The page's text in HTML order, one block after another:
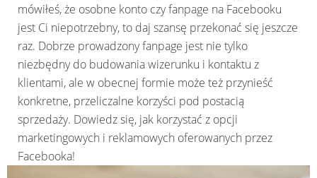
mówiłeś, że osobne konto czy fanpage na Facebooku
jest Ci niepotrzebny, to daj szansę przekonać się jeszcze
raz. Dobrze prowadzony fanpage jest nie tylko
niezbędny do budowania wizerunku i kontaktu z
klientami, ale w obecnej formie może też przynieść
konkretne, przeliczalne korzyści pod postacią
sprzedaży. Dowiedz się, jak korzystać z opcji
marketingowych i reklamowych oferowanych przez
Facebooka!